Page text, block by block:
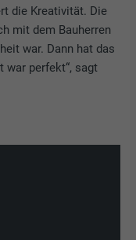
die Kreativität. Die
mit dem Bauherren
war. Dann hat das
war perfekt“, sagt